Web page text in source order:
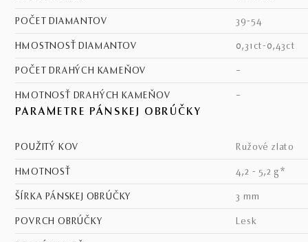
POČET DIAMANTOV 39-54
HMOSTNOSŤ DIAMANTOV 0,31ct-0,43ct
POČET DRAHÝCH KAMEŇOV –
HMOTNOSŤ DRAHÝCH KAMEŇOV –
PARAMETRE PÁNSKEJ OBRÚČKY
POUŽITÝ KOV ružové zlato
HMOTNOSŤ 4,2 - 5,2 g*
ŠÍRKA PÁNSKEJ OBRÚČKY 3 mm
POVRCH OBRÚČKY lesk